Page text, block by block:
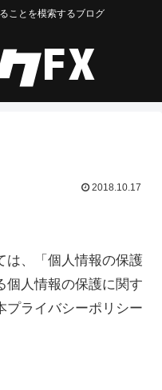
ことを模索するブログ
2018.10.17
は、「個人情報の保護
個人情報の保護に関す
プライバシーポリシー